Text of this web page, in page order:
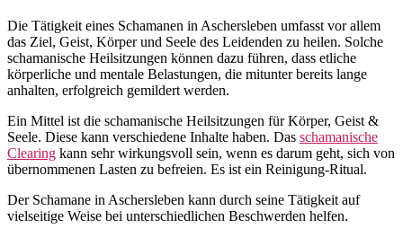
Die Tätigkeit eines Schamanen in Aschersleben umfasst vor allem
das Ziel, Geist, Körper und Seele des Leidenden zu heilen. Solche
schamanische Heilsitzungen können dazu führen, dass etliche
körperliche und mentale Belastungen, die mitunter bereits lange
anhalten, erfolgreich gemildert werden.
Ein Mittel ist die schamanische Heilsitzungen für Körper, Geist &
Seele. Diese kann verschiedene Inhalte haben. Das schamanische
Clearing kann sehr wirkungsvoll sein, wenn es darum geht, sich von
übernommenen Lasten zu befreien. Es ist ein Reinigung-Ritual.
Der Schamane in Aschersleben kann durch seine Tätigkeit auf
vielseitige Weise bei unterschiedlichen Beschwerden helfen.